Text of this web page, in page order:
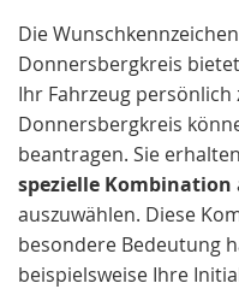
Die
Donnersbergkreis
Ihr Fahrzeug persönlich
Donnersbergkreis
beantragen. Sie
spezielle Kombination
auszuwählen. Diese
besondere Bedeutung
beispielsweise Ihre